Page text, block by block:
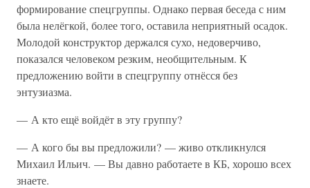
формирование спецгруппы. Однако первая беседа с ним
была нелёгкой, более того, оставила неприятный осадок.
Молодой конструктор держался сухо, недоверчиво,
показался человеком резким, необщительным. К
предложению войти в спецгруппу отнёсся без
энтузиазма.
— А кто ещё войдёт в эту группу?
— А кого бы вы предложили? — живо откликнулся
Михаил Ильич. — Вы давно работаете в КБ, хорошо всех
знаете.